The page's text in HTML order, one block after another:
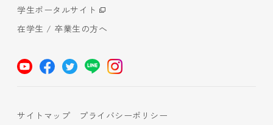
学生ポータルサイト
在学生 / 卒業生の方へ
サイトマップ
プライバシーポリシー